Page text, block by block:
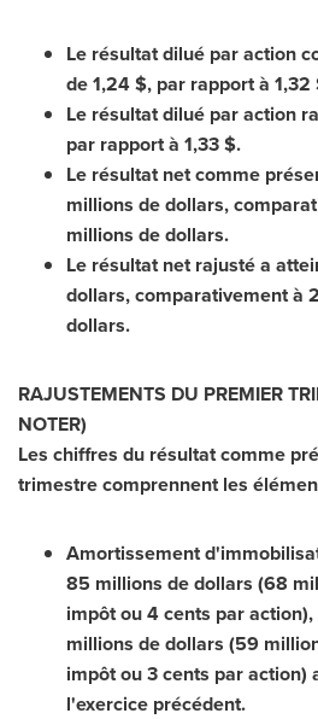
Le résultat dilué par action
de 1,24 $, par rapport à 1,32
Le résultat dilué par action
par rapport à 1,33 $.
Le résultat net comme
millions de dollars,
millions de dollars.
Le résultat net rajusté a
dollars, comparativement à
dollars.
RAJUSTEMENTS DU PREMIER
NOTER)
Les chiffres du résultat comme
trimestre comprennent les
Amortissement
85 millions de dollars (68
impôt ou4 cents par
millions de dollars (59
impôt ou3 cents par action)
l'exercice précédent.